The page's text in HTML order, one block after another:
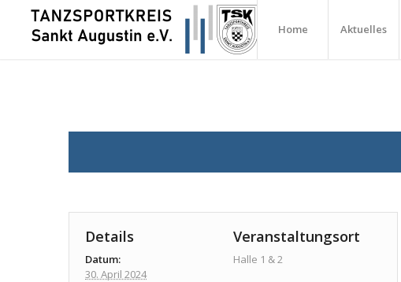
Home Aktuelles
Details
Datum:
30. April 2024
Veranstaltungsort
Halle 1 & 2